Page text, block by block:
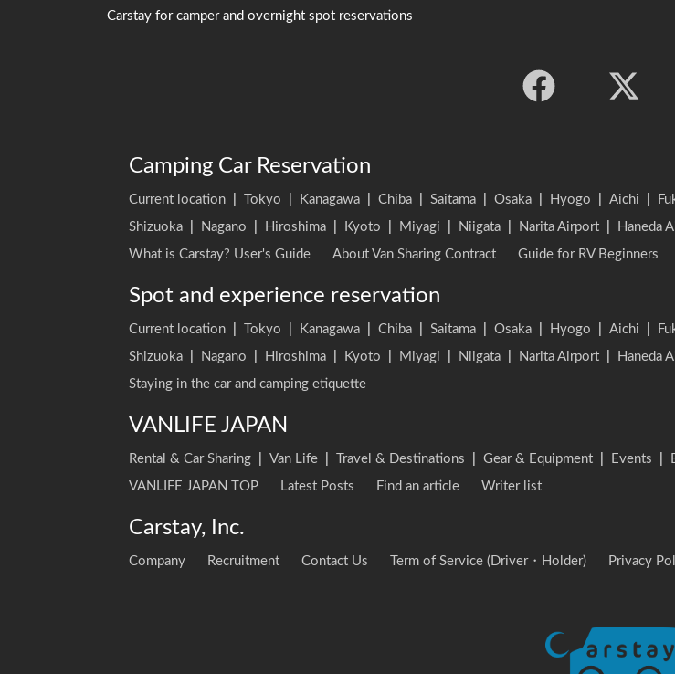
Carstay for camper and overnight spot reservations
Camping Car Reservation
Current location Tokyo Kanagawa Chiba Saitama Osaka Hyogo Aichi
Shizuoka
Nagano Hiroshima Kyoto Miyagi Niigata Narita Airport Haneda
What is Carstay? User's Guide
About Van Sharing Contract Guide for RV Beginners
Spot and experience reservation
Current location Tokyo Kanagawa Chiba Saitama Osaka Hyogo Aichi
Shizuoka
Nagano Hiroshima Kyoto Miyagi Niigata Narita Airport
Haneda
Staying in the car and camping etiquette
VANLIFE JAPAN
Rental & Car Sharing Van Life Travel & Destinations Gear & Equipment Events
VANLIFE JAPAN TOP
Latest Posts Find an article Writer list
Carstay, Inc.
Company Recruitment Contact Us Term of Service (Driver・Holder) Privacy